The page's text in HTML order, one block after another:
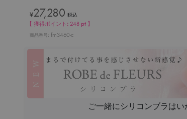
¥27,280 税込
【 獲得ポイント:248 pt 】
商品番号 fm3460-c
ご一緒にシリコンブラはい